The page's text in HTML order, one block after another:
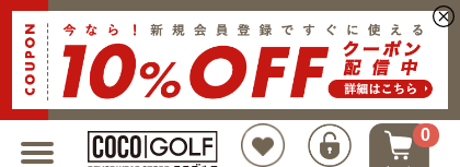
0
新規会員登録でクーポンプレゼント